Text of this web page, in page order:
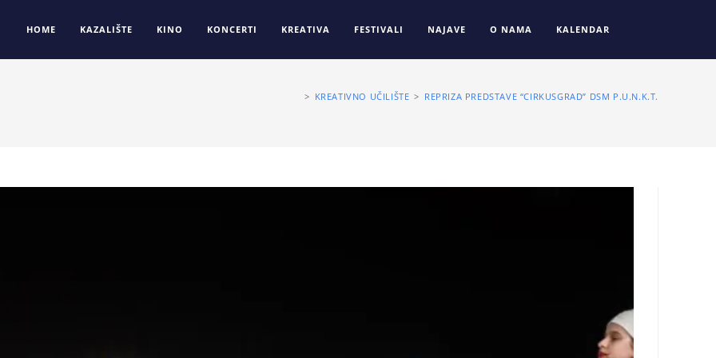
HOME KAZALIŠTE KINO KONCERTI KREATIVA FESTIVALI NAJAVE O NAMA KALENDAR
> KREATIVNO UČILIŠTE > REPRIZA PREDSTAVE “CIRKUSGRAD” DSM P.U.N.K.T.